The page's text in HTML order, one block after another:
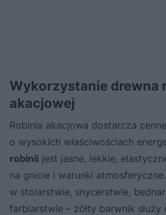
Wykorzystanie drewna
akacjowej
Robinia akacjowa dostarcza
o wysokich właściwościach
robinii jest jasne, lekkie,
na gnicie i warunki
w stolarstwie, snycerstwie,
farbiarstwie – żółty barwnik